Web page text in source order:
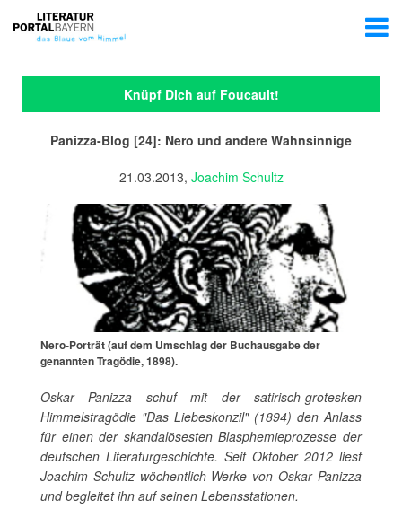
Knüpf Dich auf Foucault!
Panizza-Blog [24]: Nero und andere Wahnsinnige
21.03.2013, Joachim Schultz
Nero-Porträt (auf dem Umschlag der Buchausgabe der
genannten Tragödie, 1898).
Oskar Panizza schuf mit der satirisch-grotesken
Himmelstragödie "Das Liebeskonzil" (1894) den Anlass
für einen der skandalösesten Blasphemieprozesse der
deutschen Literaturgeschichte. Seit Oktober 2012 liest
Joachim Schultz wöchentlich Werke von Oskar Panizza
und begleitet ihn auf seinen Lebensstationen.